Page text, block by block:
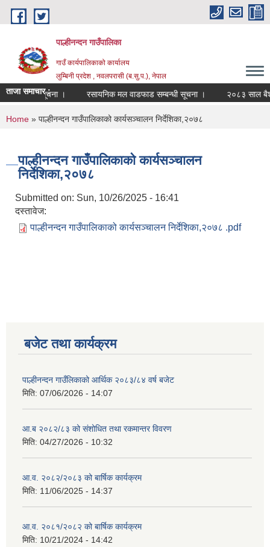
Skip to main content
पाल्हीनन्दन गाउँपालिका
गाउँ कार्यपालिकाको कार्यालय
लुम्बिनी प्रदेश , नवलपरासी (ब.सु.प.), नेपाल
ताजा समाचार :
सम्बन्धी सूचना । रसायनिक मल वाडफाड सम्बन्धी सूचना । २०८३ साल
You are here
Home » पाल्हीनन्दन गाउँपालिकाको कार्यसञ्चालन निर्देशिका,२०७८
पाल्हीनन्दन गाउँपालिकाको कार्यसञ्चालन
निर्देशिका,२०७८
Submitted on: Sun, 10/26/2025 - 16:41
दस्तावेज:
पाल्हीनन्दन गाउँपालिकाको कार्यसञ्चालन निर्देशिका,२०७८ .pdf
बजेट तथा कार्यक्रम
पाल्हीनन्दन गाउँलिकाको आर्थिक २०८३/८४ वर्ष बजेट
मिति: 07/06/2026 - 14:07
आ.ब २०८२/८३ को संशोधित तथा रकमान्तर विवरण
मिति: 04/27/2026 - 10:32
आ.व. २०८२/२०८३ को बार्षिक कार्यक्रम
मिति: 11/06/2025 - 14:37
आ.व. २०८१/२०८२ को बार्षिक कार्यक्रम
मिति: 10/21/2024 - 14:42